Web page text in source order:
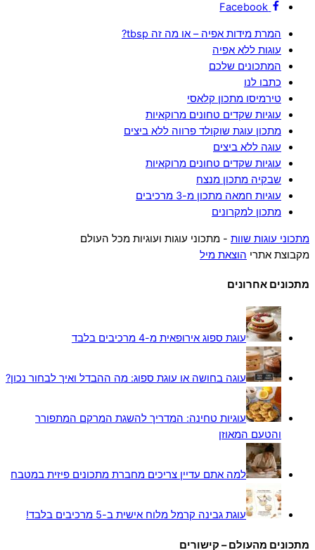
Facebook
המרת מידות אפיה – או מה זה tbsp?
עוגות ללא אפיה
המתכונים שלכם
כתבו לנו
טירמיסו מתכון קלאסי
עוגיות שקדים טחונים מרוקאיות
מתכון עוגת שוקולד פרווה ללא ביצים
עוגה ללא ביצים
עוגיות שקדים טחונים מרוקאיות
שבקיה מתכון מנצח
עוגיות חמאה מתכון מ-3 מרכיבים
מתכון למקרונים
מתכוני עוגות שוות - מתכוני עוגות ועוגיות מכל העולם
מקבוצת אתרי הוצאת מיל
מתכונים אחרונים
עוגת ספוג אירופאית מ-4 מרכיבים בלבד
עוגה בחושה או עוגת ספוג: מה ההבדל ואיך לבחור נכון?
עוגיות טחינה: המדריך להשגת המרקם המתפורר
והטעם המאוזן
למה אתם עדיין צריכים מחברת מתכונים פיזית במטבח
עוגת גבינה קרמל מלוח אישית ב-5 מרכיבים בלבד!
מתכונים מהעולם – קישורים